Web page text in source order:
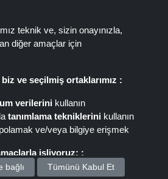
bir
ve
teknik ve, sizin onayınızla,
diğer amaçlar için
biz ve seçilmiş ortaklarımız :
verilerini kullanın
tanımlama tekniklerini kullanın
ve/veya bilgiye erişmek
işliyoruz: :
ve içerik sunun
bağlı Tümünü Kabul Et